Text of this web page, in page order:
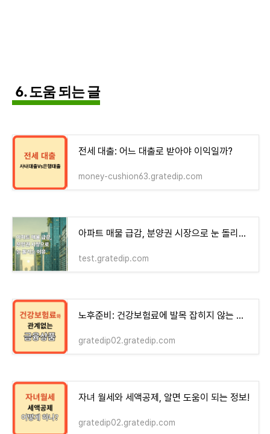
6. 도움 되는 글
전세 대출: 어느 대출로 받아야 이익일까?
money-cushion63.gratedip.com
아파트 매물 급감, 분양권 시장으로 눈 돌리는 이유 - money-health
test.gratedip.com
노후준비: 건강보험료에 발목 잡히지 않는 방법!
gratedip02.gratedip.com
자녀 월세와 세액공제, 알면 도움이 되는 정보!
gratedip02.gratedip.com